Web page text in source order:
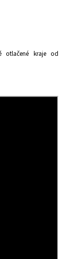
otlačené kraje od